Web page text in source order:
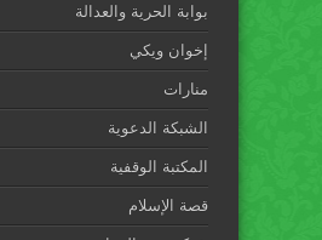
بوابة الحرية والعدالة
إخوان ويكي
منارات
الشبكة الدعوية
المكتبة الوقفية
قصة الإسلام